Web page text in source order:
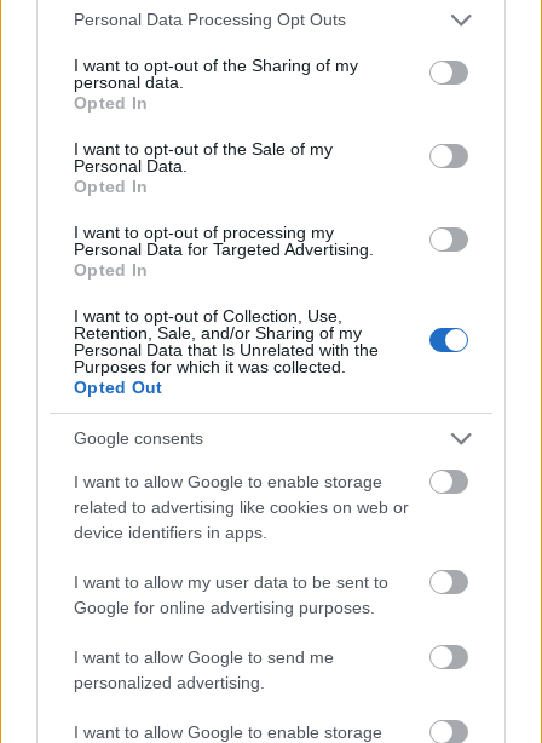
Please note that this website/app uses one or more Google
not limited to your visit or usage behaviour. You may click to
grant or deny consent to Google and its third-party tags to
use your data for below specified purposes in below Google
consent section.
Personal Data Processing Opt Outs
I want to opt-out of the Sharing of my
personal data.
Opted In
I want to opt-out of the Sale of my
Personal Data.
Opted In
I want to opt-out of processing my
Personal Data for Targeted Advertising.
Opted In
I want to opt-out of Collection, Use,
Retention, Sale, and/or Sharing of my
Personal Data that Is Unrelated with the
Purposes for which it was collected.
Opted Out
Google consents
I want to allow Google to enable storage
related to advertising like cookies on web or
device identifiers in apps.
I want to allow my user data to be sent to
Google for online advertising purposes.
I want to allow Google to send me
personalized advertising.
I want to allow Google to enable storage
Nagy volt a választék abból, amit Magyarország
plenáris ülésén előadott.
Orbán Viktor vagy súlyosan
elmebeteg vagy manipulatív
hazudozó
ashwood